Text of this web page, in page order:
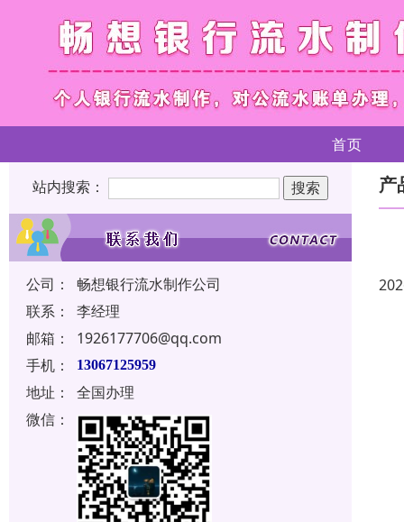
首页
站内搜索：
公司：
畅想银行流水制作公司
联系：
李经理
邮箱：
1926177706@qq.com
手机：
13067125959
地址：
全国办理
微信：
产